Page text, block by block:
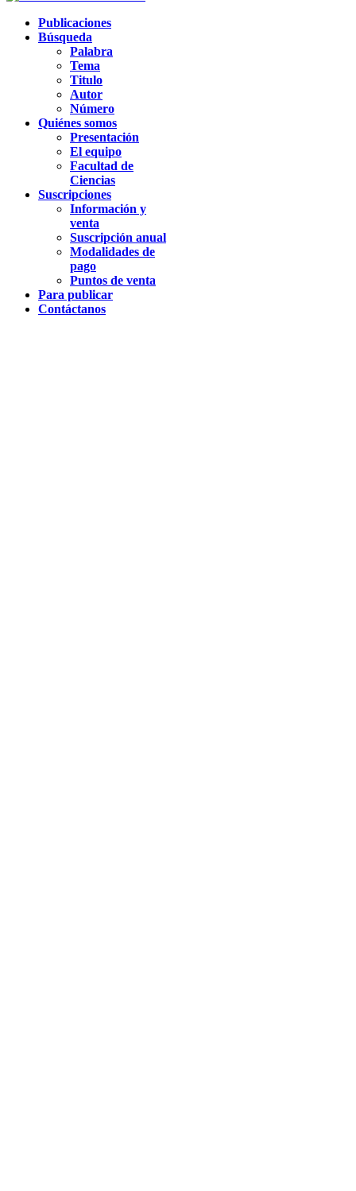
Publicaciones
Búsqueda
Palabra
Tema
Titulo
Autor
Número
Quiénes somos
Presentación
El equipo
Facultad de
Ciencias
Suscripciones
Información y
venta
Suscripción anual
Modalidades de
pago
Puntos de venta
Para publicar
Contáctanos